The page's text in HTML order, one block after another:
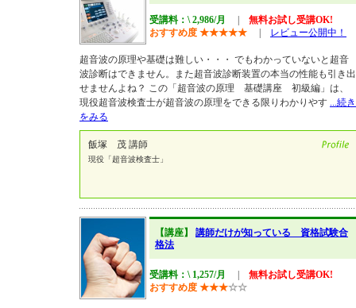
受講料：\ 2,986/月
無料お試し受講OK!
おすすめ度 ★★★★★ レビュー公開中！
超音波の原理や基礎は難しい・・・ でもわかっていないと超音
波診断はできません。また超音波診断装置の本当の性能も引き出
せませんよね？ この「超音波の原理 基礎講座 初級編」は、
現役超音波検査士が超音波の原理をできる限りわかりやす ...続き
をみる
飯塚 茂 講師
現役「超音波検査士」
【講座】 講師だけが知っている 資格試験合
格法
受講料：\ 1,257/月
無料お試し受講OK!
おすすめ度 ★★★☆☆